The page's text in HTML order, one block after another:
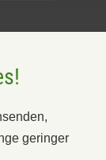
geringer